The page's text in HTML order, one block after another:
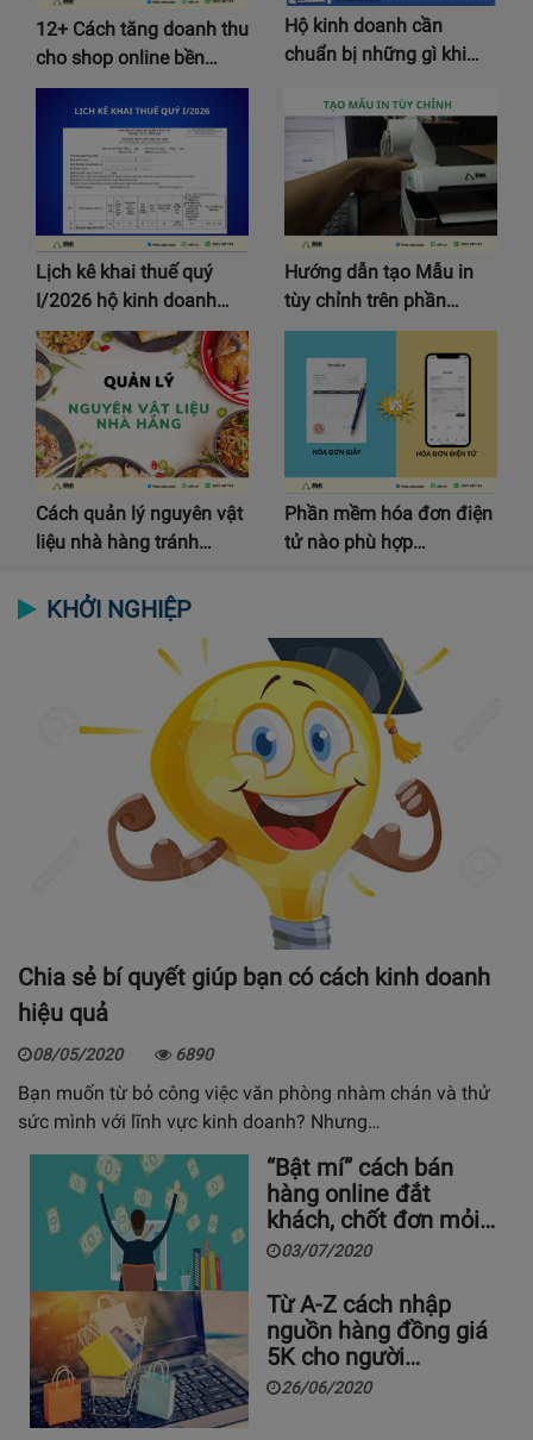
12+ Cách tăng doanh thu
cho shop online bền…
Hộ kinh doanh cần
chuẩn bị những gì khi…
Lịch kê khai thuế quý
I/2026 hộ kinh doanh…
Hướng dẫn tạo Mẫu in
tùy chỉnh trên phần…
Cách quản lý nguyên vật
liệu nhà hàng tránh…
Phần mềm hóa đơn điện
tử nào phù hợp…
KHỞI NGHIỆP
Chia sẻ bí quyết giúp bạn có cách kinh doanh
hiệu quả
08/05/2020 6890
Bạn muốn từ bỏ công việc văn phòng nhàm chán và thử
sức mình với lĩnh vực kinh doanh? Nhưng…
“Bật mí” cách bán
hàng online đắt
khách, chốt đơn mỏi…
03/07/2020
Từ A-Z cách nhập
nguồn hàng đồng giá
5K cho người…
26/06/2020